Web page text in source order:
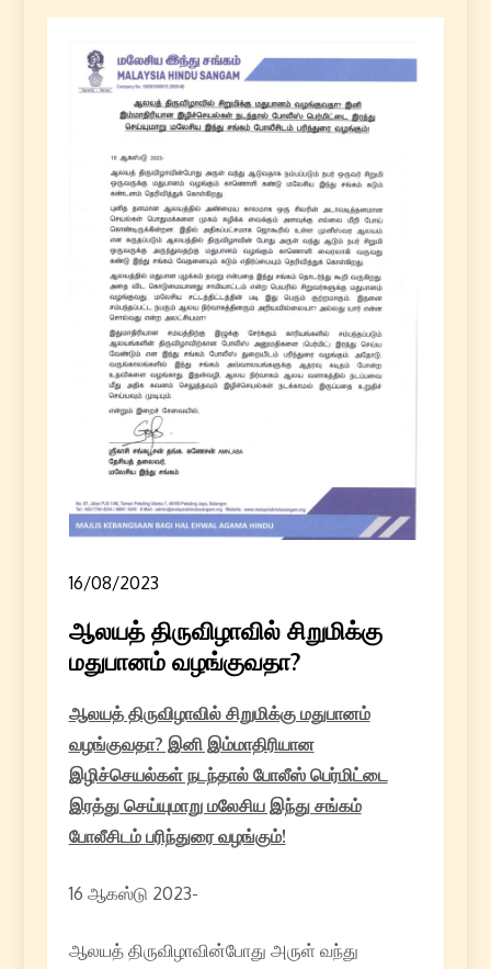
16/08/2023
ஆலயத் திருவிழாவில் சிறுமிக்கு
மதுபானம் வழங்குவதா?
ஆலயத் திருவிழாவில் சிறுமிக்கு மதுபானம்
வழங்குவதா? இனி இம்மாதிரியான
இழிச்செயல்கள் நடந்தால் போலீஸ் பெர்மிட்டை
இரத்து செய்யுமாறு மலேசிய இந்து சங்கம்
போலீசிடம் பரிந்துரை வழங்கும்!
16 ஆகஸ்டு 2023-
ஆலயத் திருவிழாவின்போது அருள் வந்து